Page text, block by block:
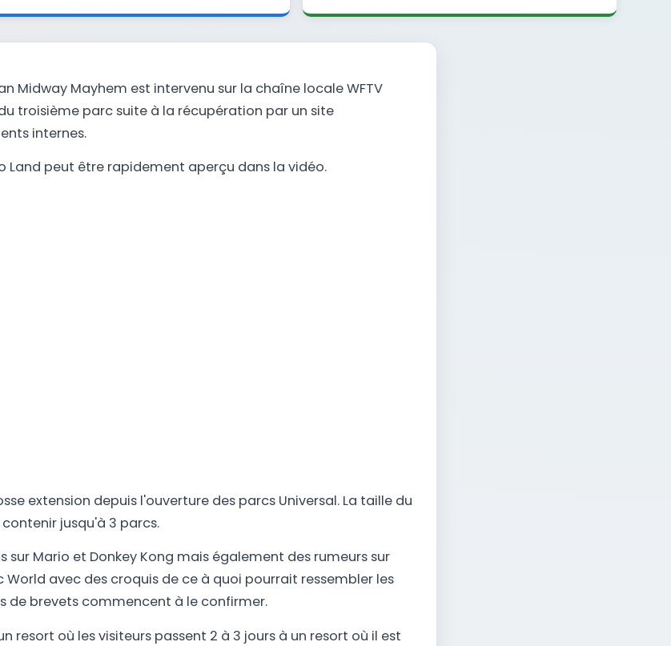
Midway Mayhem est intervenu sur la chaîne locale WFTV
troisième parc suite à la récupération par un site
internes.
Land peut être rapidement aperçu dans la vidéo.
extension depuis l'ouverture des parcs Universal. La taille du
jusqu'à 3 parcs.
sur Mario et Donkey Kong mais également des rumeurs sur
avec des croquis de ce à quoi pourrait ressembler les
de brevets commencent à le confirmer.
resort où les visiteurs passent 2 à 3 jours à un resort où il est